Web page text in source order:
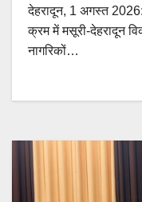
देहरादून, 1 अगस्त 2026:
क्रम में मसूरी-देहरादून
नागरिकों…